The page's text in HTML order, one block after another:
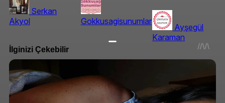
Serkan
Akyol
Gokkusagisunumlar
Ayşegül
Karaman